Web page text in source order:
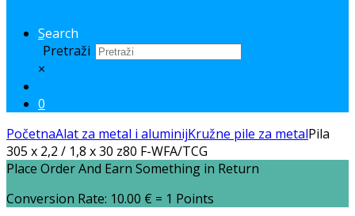
Search
Pretraži
×
0
PočetnaAlat za metal i aluminijKružne pile za metalPila
305 x 2,2 / 1,8 x 30 z80 F-WFA/TCG
Place Order And Earn Something in Return
Conversion Rate: 10.00 € = 1 Points